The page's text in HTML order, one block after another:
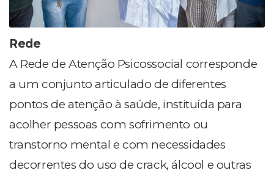
Rede
A Rede de Atenção Psicossocial corresponde
a um conjunto articulado de diferentes
pontos de atenção à saúde, instituída para
acolher pessoas com sofrimento ou
transtorno mental e com necessidades
decorrentes do uso de crack, álcool e outras